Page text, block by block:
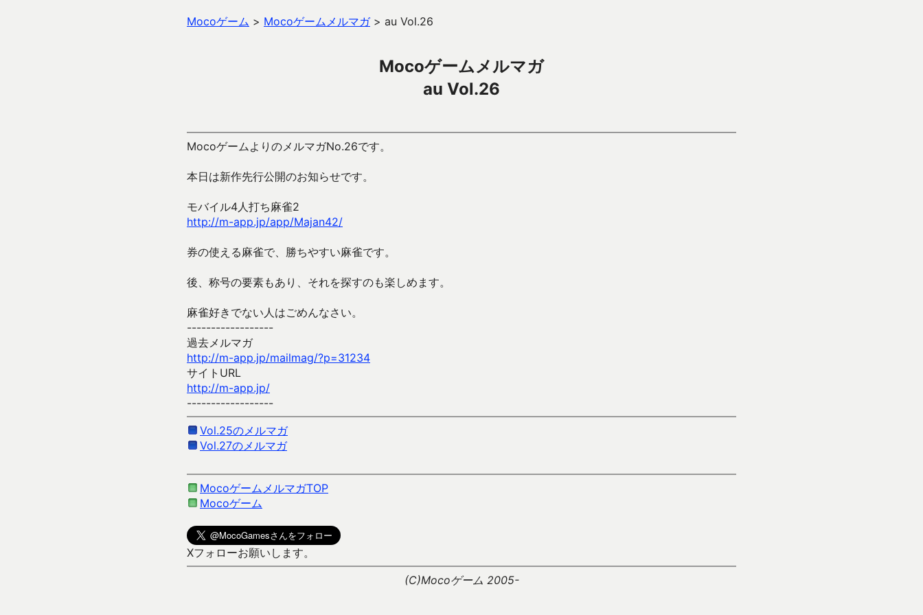
Mocoゲーム > Mocoゲームメルマガ> au Vol.26
Mocoゲームメルマガ
au Vol.26
MocoゲームよりのメルマガNo.26です。
本日は新作先行公開のお知らせです。
モバイル4人打ち麻雀2
http://m-app.jp/app/Majan42/
券の使える麻雀で、勝ちやすい麻雀です。
後、称号の要素もあり、それを探すのも楽しめます。
麻雀好きでない人はごめんなさい。
------------------
過去メルマガ
http://m-app.jp/mailmag/?p=31234
サイトURL
http://m-app.jp/
------------------
Vol.25のメルマガ
Vol.27のメルマガ
MocoゲームメルマガTOP
Mocoゲーム
Xフォローお願いします。
(C)Mocoゲーム 2005-